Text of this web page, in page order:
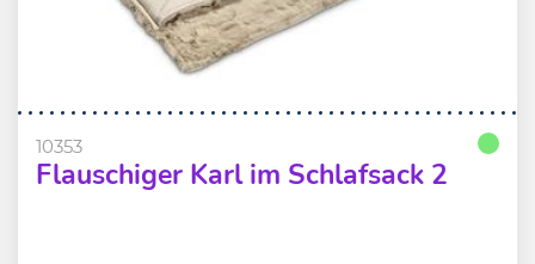
10353
Flauschiger Karl im Schlafsack 2